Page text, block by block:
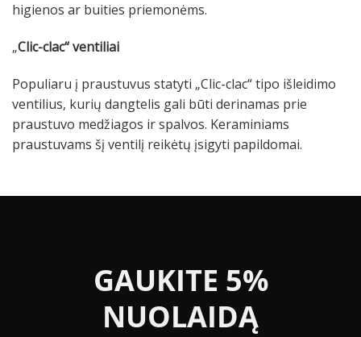
higienos ar buities priemonėms.
„Clic-clac“ ventiliai
Populiaru į praustuvus statyti „Clic-clac“ tipo išleidimo
ventilius, kurių dangtelis gali būti derinamas prie
praustuvo medžiagos ir spalvos. Keraminiams
praustuvams šį ventilį reikėtų įsigyti papildomai.
GAUKITE 5%
NUOLAIDĄ